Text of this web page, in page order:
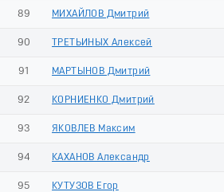
89 МИХАЙЛОВ Дмитрий
90 ТРЕТЬИНЫХ Алексей
91 МАРТЫНОВ Дмитрий
92 КОРНИЕНКО Дмитрий
93 ЯКОВЛЕВ Максим
94 КАХАНОВ Александр
95 КУТУЗОВ Егор